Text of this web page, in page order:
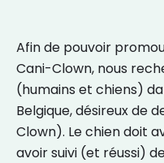
Afin de pouvoir
Cani-Clown, nous
(humains et chiens)
Belgique, désireux de
Clown). Le chien doit
avoir suivi (et réussi)